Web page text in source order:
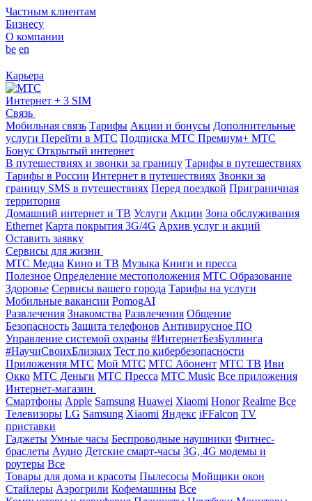
Частным клиентам
Бизнесу
О компании
be en
Карьера
Интернет + 3 SIM
Связь
Мобильная связь Тарифы Акции и бонусы Дополнительные
услуги Перейти в МТС Подписка МТС Премиум+ МТС
Бонус Открытый интернет
В путешествиях и звонки за границу Тарифы в путешествиях
Тарифы в России Интернет в путешествиях Звонки за
границу SMS в путешествиях Перед поездкой Приграничная
территория
Домашний интернет и ТВ Услуги Акции Зона обслуживания
Ethernet Карта покрытия 3G/4G Архив услуг и акций
Оставить заявку
Сервисы для жизни
МТС Медиа Кино и ТВ Музыка Книги и пресса
Полезное Определение местоположения МТС Образование
Здоровье Сервисы вашего города Тарифы на услуги
Мобильные вакансии PomogAI
Развлечения Знакомства Развлечения Общение
Безопасность Защита телефонов Антивирусное ПО
Управление системой охраны #ИнтернетБезБуллинга
#НаучиСвоихБлизких Тест по кибербезопасности
Приложения МТС Мой МТС МТС Абонент МТС ТВ Иви
Окко МТС Деньги МТС Пресса МТС Music Все приложения
Интернет-магазин
Смартфоны Apple Samsung Huawei Xiaomi Honor Realme Все
Телевизоры LG Samsung Xiaomi Яндекс iFFalcon TV
приставки
Гаджеты Умные часы Беспроводные наушники Фитнес-
браслеты Аудио Детские смарт-часы 3G, 4G модемы и
роутеры Все
Товары для дома и красоты Пылесосы Мойщики окон
Стайлеры Аэрогрили Кофемашины Все